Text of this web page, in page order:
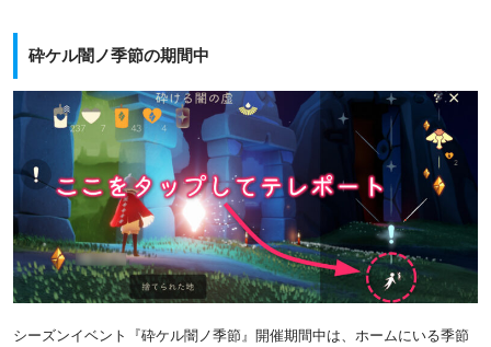
砕ケル闇ノ季節の期間中
シーズンイベント『砕ケル闇ノ季節』開催期間中は、ホームにいる季節